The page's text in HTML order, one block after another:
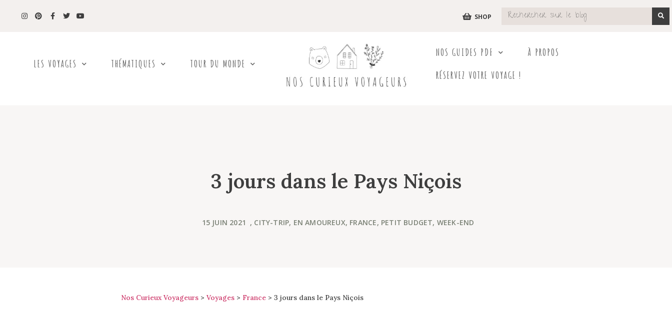
SHOP
LES VOYAGES THÉMATIQUES TOUR DU MONDE
NOS GUIDES PDF
À PROPOS
RÉSERVEZ VOTRE VOYAGE !
3 jours dans le Pays Niçois
15 JUIN 2021 , CITY-TRIP, EN AMOUREUX, FRANCE, PETIT BUDGET, WEEK-END
Nos Curieux Voyageurs > Voyages > France > 3 jours dans le Pays Niçois